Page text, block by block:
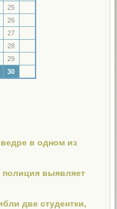
25
26
27
28
29
30
в одном из
полиция выявляет
две студентки,